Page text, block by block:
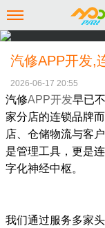
汽修APP开发,
2026-06-17 20:55
汽修APP开发早已
家分店的连锁品牌
店、仓储物流与客
是管理工具，更是
字化神经中枢。
我们通过服务多家